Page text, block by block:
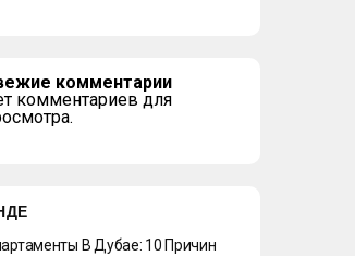
комментарии
комментариев для
В Дубае: 10 Причин